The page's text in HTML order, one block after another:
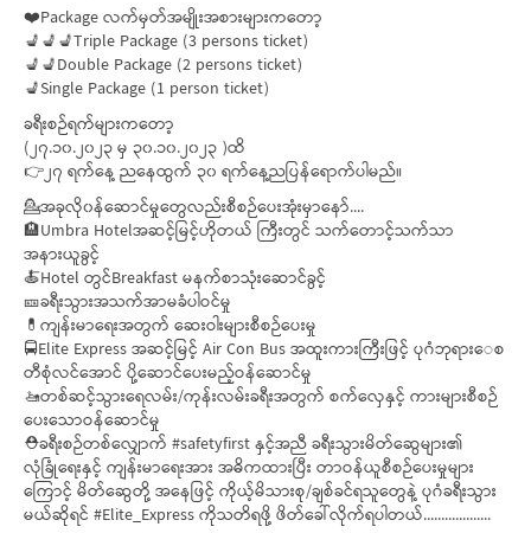
❤️Package လက်မှတ်အမျိုးအစားများကတော့
💺💺💺Triple Package (3 persons ticket)
💺💺Double Package (2 persons ticket)
💺Single Package (1 person ticket)
ခရီးစဉ်ရက်များကတော့
(၂၇.၁၀.၂၀၂၃ မှ ၃၀.၁၀.၂၀၂၃ )ထိ
👉၂၇ ရက်နေ့ ညနေထွက် ၃၀ ရက်နေ့ညပြန်ရောက်ပါမည်။
💁အခုလို၀န်ဆောင်မှုတွေလည်းစီစဉ်ပေးအုံးမှာနော်....
🏨Umbra Hotelအဆင့်မြင့်ဟိုတယ် ကြီးတွင် သက်တောင့်သက်သာ
အနားယူခွင့်
🍝Hotel တွင်Breakfast မနက်စာသုံးဆောင်ခွင့်
🎫ခရီးသွားအသက်အာမခံပါဝင်မှု
💊ကျန်းမာရေးအတွက် ဆေးဝါးများစီစဉ်ပေးမှု
🚍Elite Express အဆင့်မြင့် Air Con Bus အထူးကားကြီးဖြင့် ပုဂံဘုရား‌ေစ
တီစုံလင်အောင် ပို့ဆောင်ပေးမည့်ဝန်ဆောင်မှု
🚤တစ်ဆင့်သွားရေလမ်း/ကုန်းလမ်းခရီးအတွက် စက်လှေနှင့် ကားများစီစဉ်
ပေးသောဝန်ဆောင်မှု
⛑️ခရီးစဉ်တစ်လျှောက် #safetyfirst နှင့်အညီ ခရီးသွားမိတ်ဆွေများ၏
လုံခြုံရေးနှင့် ကျန်းမာရေးအား အဓိကထားပြီး တာဝန်ယူစီစဉ်ပေးမှုများ
ကြောင့် မိတ်ဆွေတို့ အနေဖြင့် ကိုယ့်မိသားစု/ချစ်ခင်ရသူတွေနဲ့ ပုဂံခရီးသွား
မယ်ဆိုရင် #Elite_Express ကိုသတိရဖို့ ဖိတ်ခေါ်လိုက်ရပါတယ်...................